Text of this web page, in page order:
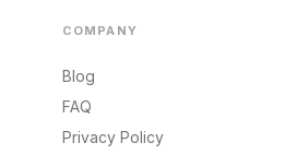
COMPANY
Blog
FAQ
Privacy Policy